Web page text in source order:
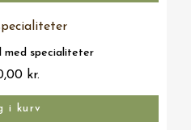
her
med specialiteter
kr.
i kurv